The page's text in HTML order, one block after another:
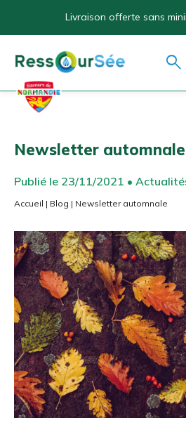
Livraison offerte sans
search
Newsletter automnale
Publié le 23/11/2021 •
Accueil | Blog | Newsletter automnale